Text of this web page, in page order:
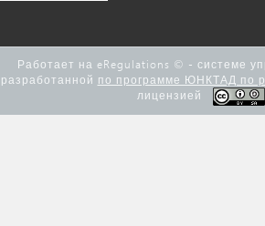
Работает на eRegulations © - системе
разработанной по программе ЮНКТАД по
лицензией